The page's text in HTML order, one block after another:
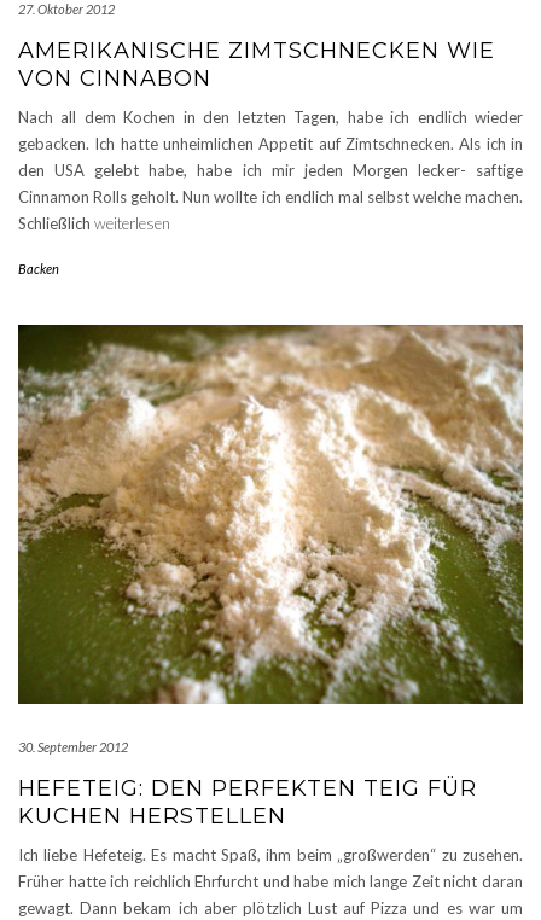
27. Oktober 2012
AMERIKANISCHE ZIMTSCHNECKEN WIE
VON CINNABON
Nach all dem Kochen in den letzten Tagen, habe ich endlich wieder
gebacken. Ich hatte unheimlichen Appetit auf Zimtschnecken. Als ich in
den USA gelebt habe, habe ich mir jeden Morgen lecker- saftige
Cinnamon Rolls geholt. Nun wollte ich endlich mal selbst welche machen.
Schließlich weiterlesen
Backen
30. September 2012
HEFETEIG: DEN PERFEKTEN TEIG FÜR
KUCHEN HERSTELLEN
Ich liebe Hefeteig. Es macht Spaß, ihm beim „großwerden“ zu zusehen.
Früher hatte ich reichlich Ehrfurcht und habe mich lange Zeit nicht daran
gewagt. Dann bekam ich aber plötzlich Lust auf Pizza und es war um